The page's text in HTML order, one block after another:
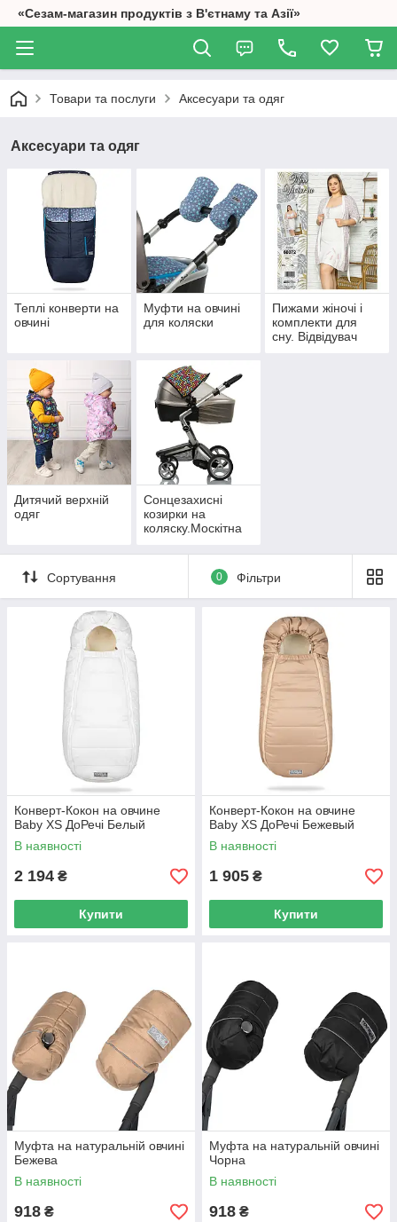
«Сезам-магазин продуктів з В'єтнаму та Азії»
Товари та послуги Аксесуари та одяг
Аксесуари та одяг
Теплі конверти на
овчині
Муфти на овчині
для коляски
Пижами жіночі і
комплекти для
сну. Відвідувач
Дитячий верхній
одяг
Сонцезахисні
козирки на
коляску.Москітна
Сортування 0 Фільтри
Конверт-Кокон на овчине
Baby XS ДоРечі Белый
В наявності
2 194 ₴
Купити
Конверт-Кокон на овчине
Baby XS ДоРечі Бежевый
В наявності
1 905 ₴
Купити
Муфта на натуральній овчині
Бежева
В наявності
918 ₴
Муфта на натуральній овчині
Чорна
В наявності
918 ₴